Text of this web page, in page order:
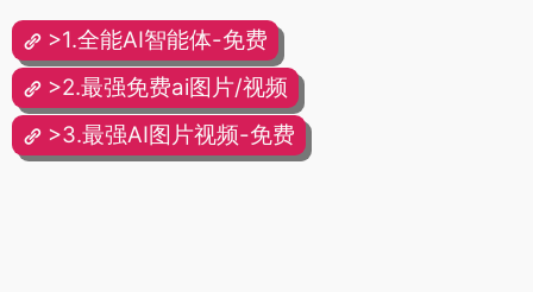
>1.全能AI智能体-免费
>2.最强免费ai图片/视频
>3.最强AI图片视频-免费